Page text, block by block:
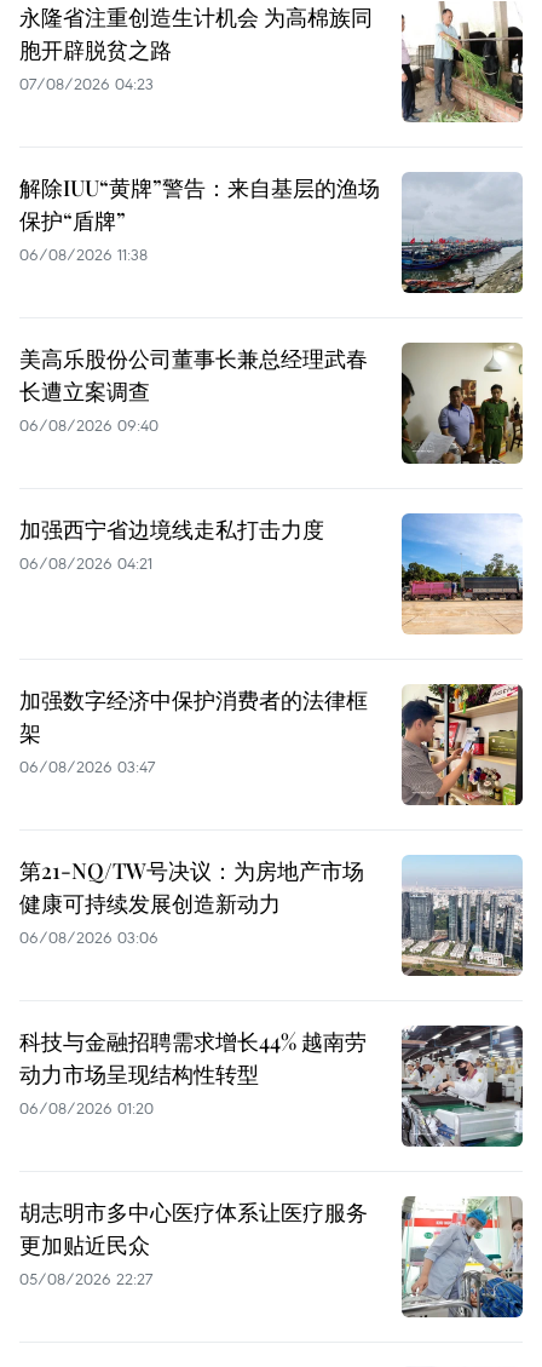
永隆省注重创造生计机会 为高棉族同
胞开辟脱贫之路
07/08/2026 04:23
解除IUU“黄牌”警告：来自基层的渔场
保护“盾牌”
06/08/2026 11:38
美高乐股份公司董事长兼总经理武春
长遭立案调查
06/08/2026 09:40
加强西宁省边境线走私打击力度
06/08/2026 04:21
加强数字经济中保护消费者的法律框
架
06/08/2026 03:47
第21-NQ/TW号决议：为房地产市场
健康可持续发展创造新动力
06/08/2026 03:06
科技与金融招聘需求增长44% 越南劳
动力市场呈现结构性转型
06/08/2026 01:20
胡志明市多中心医疗体系让医疗服务
更加贴近民众
05/08/2026 22:27